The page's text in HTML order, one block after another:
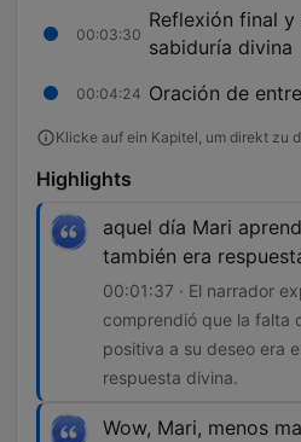
00:03:30
Reflexión final y
sabiduría divina
00:04:24 Oración de
Klicke auf ein Kapitel, um direkt zu
Highlights
aquel día Mari
también era
00:01:37 · El narrador
comprendió que la falta
positiva a su deseo era
respuesta divina.
Wow, Mari, menos